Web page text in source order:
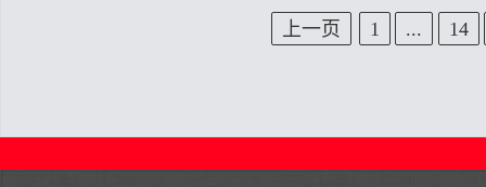
上一页 1 ... 14